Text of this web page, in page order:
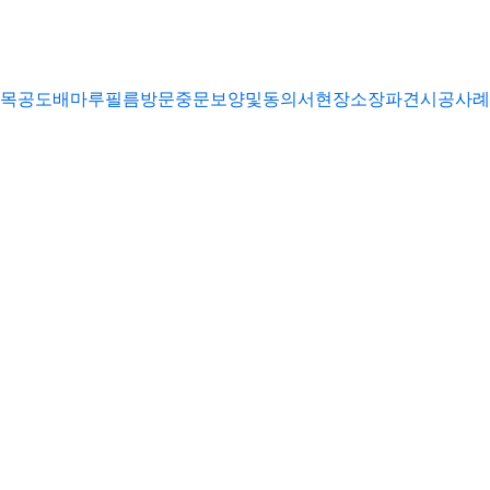
목공도배마루필름방문중문 보양및동의서현장소장파견시공사례